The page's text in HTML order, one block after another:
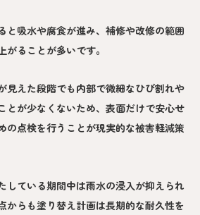
と吸水や腐食が進み、補修や改修の範囲
ることが多いです。
見えた段階でも内部で微細なひび割れや
とが少なくないため、表面だけで安心せ
の点検を行うことが現実的な被害軽減策
している期間中は雨水の浸入が抑えられ
からも塗り替え計画は長期的な耐久性を